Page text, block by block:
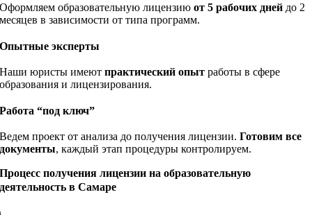
Оформляем образовательную лицензиюот 5 рабочих дней до 2
месяцев в зависимости от типа программ.
Опытные эксперты
Наши юристы имеютпрактический опыт работы в сфере
образования и лицензирования.
Работа “под ключ”
Ведем проект от анализа до получения лицензии.Готовим все
документы, каждый этап процедуры контролируем.
Процесс получения лицензии на образовательную
деятельность в Самаре